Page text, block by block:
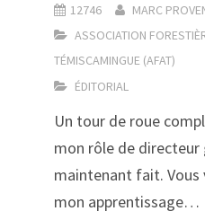
12746
MARC
ASSOCIATION
TÉMISCAMINGUE (AFAT)
ÉDITORIAL
Un tour de roue
mon rôle de directeur
maintenant fait. Vous
mon apprentissage…